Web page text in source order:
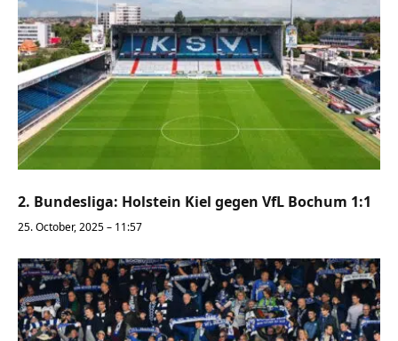
2. Bundesliga: Holstein Kiel gegen VfL Bochum 1:1
25. October, 2025 – 11:57